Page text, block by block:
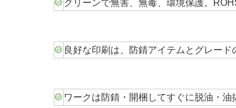
クリーンで無害、無毒、環境保護。
良好な印刷は、防錆アイテムとグレード
ワークは防錆・開梱してすぐに脱油・